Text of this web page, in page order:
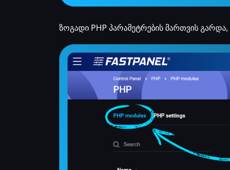
ზოგადი PHP პარამეტრების მართვის გარდა,